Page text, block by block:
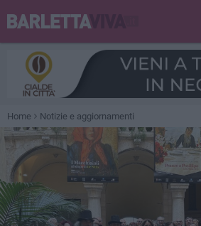
Home Notizie e aggiornamenti